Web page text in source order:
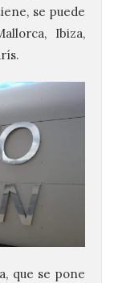
se puede
Ibiza,
que se pone